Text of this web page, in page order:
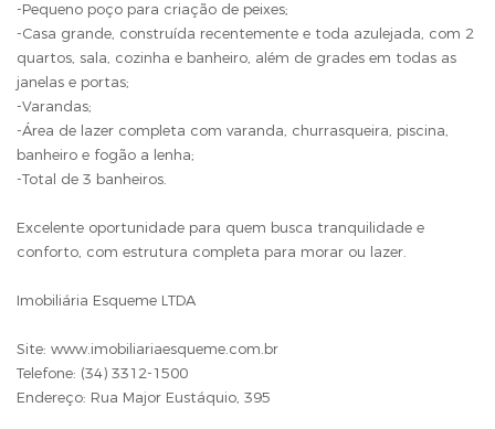
-Pequeno poço para criação de peixes;
-Casa grande, construída recentemente e toda azulejada, com 2
quartos, sala, cozinha e banheiro, além de grades em todas as
janelas e portas;
-Varandas;
-Área de lazer completa com varanda, churrasqueira, piscina,
banheiro e fogão a lenha;
-Total de 3 banheiros.
Excelente oportunidade para quem busca tranquilidade e
conforto, com estrutura completa para morar ou lazer.
Imobiliária Esqueme LTDA
Site: www.imobiliariaesqueme.com.br
Telefone: (34) 3312-1500
Endereço: Rua Major Eustáquio, 395